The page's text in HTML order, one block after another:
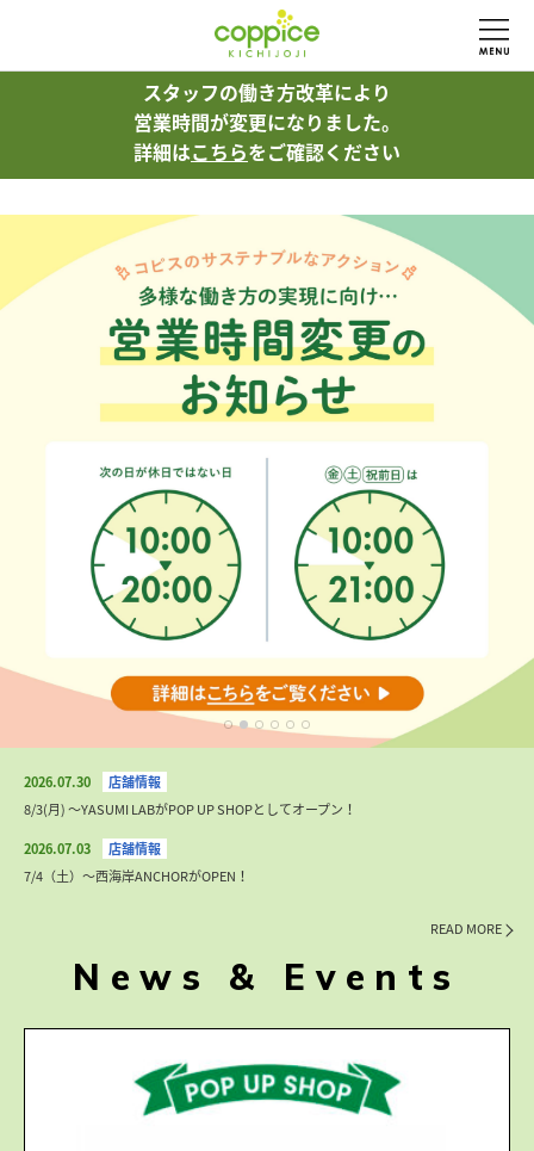
スタッフの働き方改革により
営業時間が変更になりました。
詳細はこちらをご確認ください
スタッフの働き方改革により
営業時間が変更になりました。
詳細はこちらをご確認ください
2026.07.30
8/3(月) 〜YASUMI LABがPOP UP SHOPとしてオープン！
2026.07.03
7/4（土）〜西海岸ANCHORがOPEN！
READ MORE
News & Events